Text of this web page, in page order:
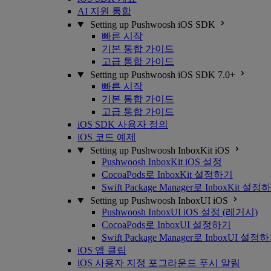
AI 지원 통합
Setting up Pushwoosh iOS SDK
빠른 시작
기본 통합 가이드
고급 통합 가이드
Setting up Pushwoosh iOS SDK 7.0+
빠른 시작
기본 통합 가이드
고급 통합 가이드
iOS SDK 사용자 정의
iOS 코드 예제
Setting up Pushwoosh InboxKit iOS
Pushwoosh InboxKit iOS 설정
CocoaPods로 InboxKit 설정하기
Swift Package Manager로 InboxKit 설정하
Setting up Pushwoosh InboxUI iOS
Pushwoosh InboxUI iOS 설정 (레거시)
CocoaPods로 InboxUI 설정하기
Swift Package Manager로 InboxUI 설정하
iOS 앱 클립
iOS 사용자 지정 포그라운드 푸시 알림